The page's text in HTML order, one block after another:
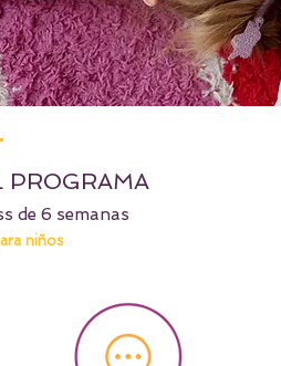
PROGRAMA
de 6 semanas
niños